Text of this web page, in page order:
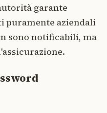
garante
puramente aziendali
sono notificabili, ma